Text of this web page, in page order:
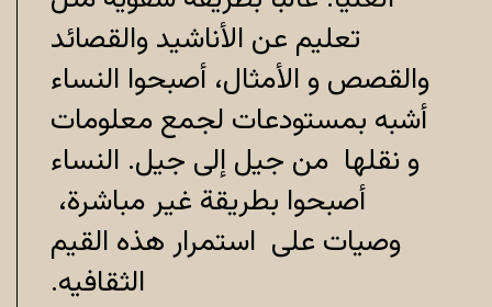
تعليم عن الأناشيد والقصائد
والقصص و الأمثال، أصبحوا النساء
أشبه بمستودعات لجمع معلومات
و نقلها من جيل إلى جيل. النساء
أصبحوا بطريقة غير مباشرة،
وصيات على استمرار هذه القيم
الثقافيه.